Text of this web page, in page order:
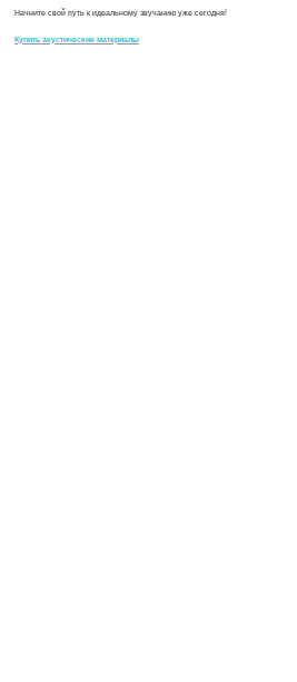
Начните свой путь к идеальному звучанию уже сегодня!
Купить акустические материалы